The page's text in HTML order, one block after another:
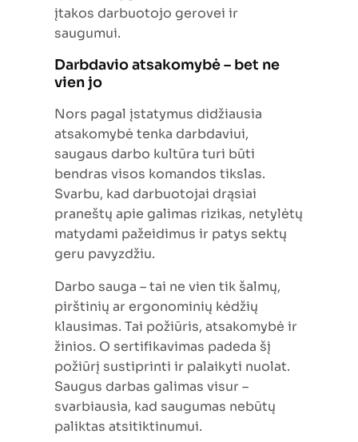
įtakos darbuotojo gerovei ir
saugumui.
Darbdavio atsakomybė – bet ne
vien jo
Nors pagal įstatymus didžiausia
atsakomybė tenka darbdaviui,
saugaus darbo kultūra turi būti
bendras visos komandos tikslas.
Svarbu, kad darbuotojai drąsiai
praneštų apie galimas rizikas, netylėtų
matydami pažeidimus ir patys sektų
geru pavyzdžiu.
Darbo sauga – tai ne vien tik šalmų,
pirštinių ar ergonominių kėdžių
klausimas. Tai požiūris, atsakomybė ir
žinios. O sertifikavimas padeda šį
požiūrį sustiprinti ir palaikyti nuolat.
Saugus darbas galimas visur –
svarbiausia, kad saugumas nebūtų
paliktas atsitiktinumui.